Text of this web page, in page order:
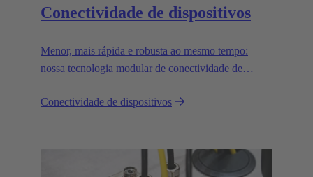
Conectividade de dispositivos
Menor, mais rápida e robusta ao mesmo tempo:
nossa tecnologia modular de conectividade de
e é absolutamente confiável.
Conectividade de dispositivos